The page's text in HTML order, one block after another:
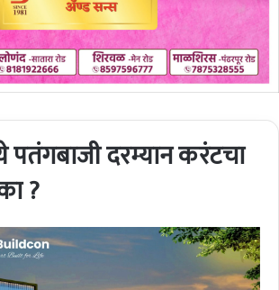
पतंगबाजी दरम्यान करंटचा
?